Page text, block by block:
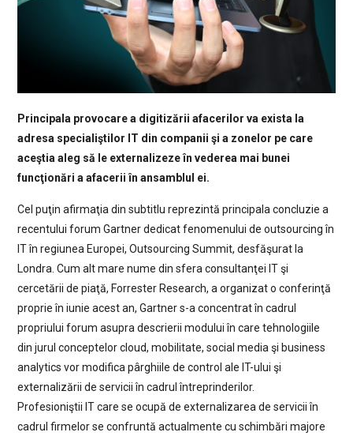
Principala provocare a digitizării afacerilor va exista la
adresa specialiştilor IT din companii şi a zonelor pe care
aceştia aleg să le externalizeze în vederea mai bunei
funcţionări a afacerii în ansamblul ei.
Cel puţin afirmaţia din subtitlu reprezintă principala concluzie a
recentului forum Gartner dedicat fenomenului de outsourcing în
IT în regiunea Europei, Outsourcing Summit, desfăşurat la
Londra. Cum alt mare nume din sfera consultanţei IT şi
cercetării de piaţă, Forrester Research, a organizat o conferinţă
proprie în iunie acest an, Gartner s-a concentrat în cadrul
propriului forum asupra descrierii modului în care tehnologiile
din jurul conceptelor cloud, mobilitate, social media şi business
analytics vor modifica pârghiile de control ale IT-ului şi
externalizării de servicii în cadrul întreprinderilor.
Profesioniştii IT care se ocupă de externalizarea de servicii în
cadrul firmelor se confruntă actualmente cu schimbări majore